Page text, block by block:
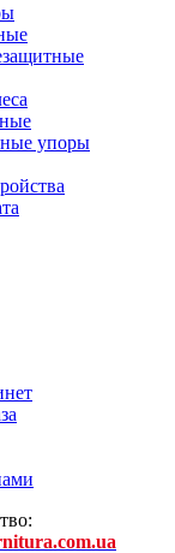
упоры